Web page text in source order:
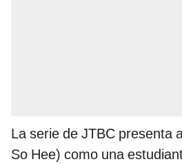
La serie de JTBC presenta
So Hee) como una